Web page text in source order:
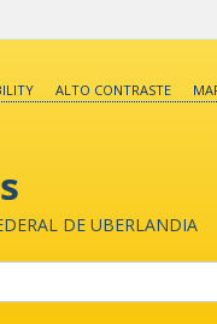
ALTO CONTRASTE
DE UBERLANDIA